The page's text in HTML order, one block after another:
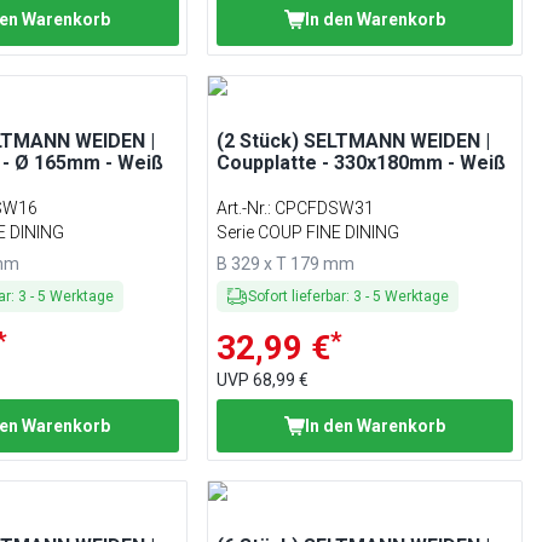
Warenkorb In den Warenkorb
WEIDEN |
Ø 165mm - Weiß
DINING
: 3 -5 Werktage
Warenkorb
(2 Stück) SELTMANN WEIDEN |
Coupplatte - 330x180mm - Weiß
Art.-Nr.: CPCFDSW31
Serie COUP FINE DINING
B 329 x T 179 mm
Sofort lieferbar: 3 - 5 Werktage
32,99 €*
UVP 68,99 €
In den Warenkorb